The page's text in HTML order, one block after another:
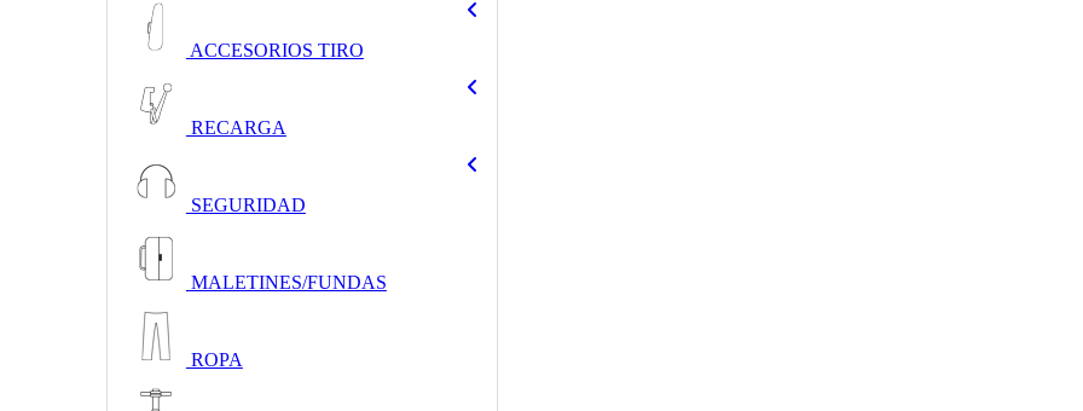
ACCESORIOS TIRO
RECARGA
SEGURIDAD
MALETINES/FUNDAS
ROPA